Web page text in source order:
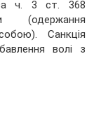
за ч. 3 ст. 368
(одержання
Санкція
волі з